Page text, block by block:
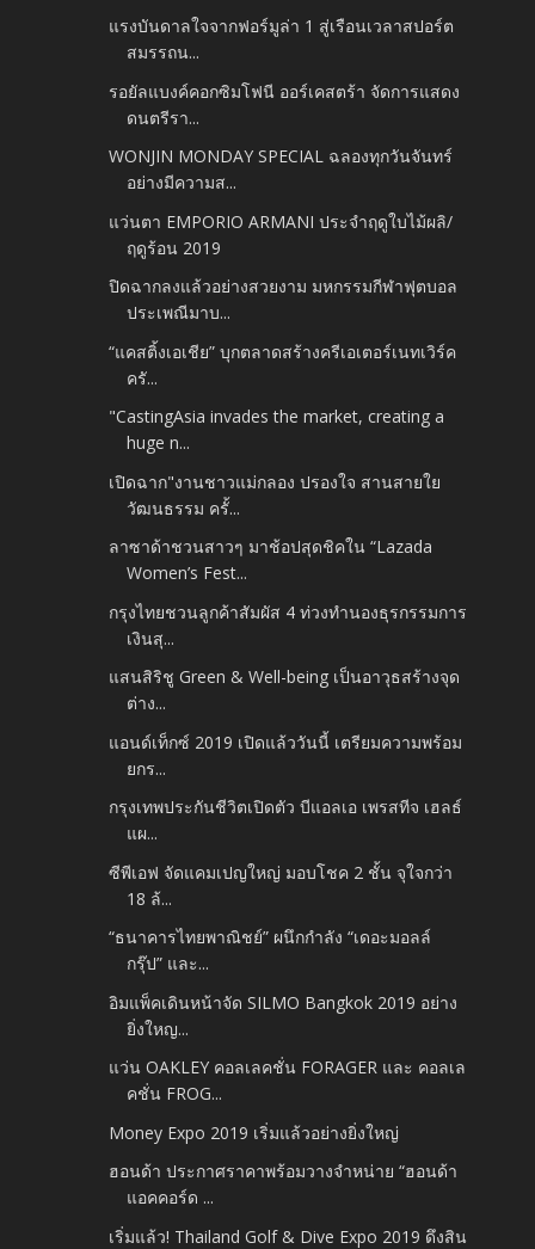
แรงบันดาลใจจากฟอร์มูล่า 1 สู่เรือนเวลาสปอร์ต
สมรรถน...
รอยัลแบงค์คอกซิมโฟนี ออร์เคสตร้า จัดการแสดง
ดนตรีรา...
WONJIN MONDAY SPECIAL ฉลองทุกวันจันทร์
อย่างมีความส...
แว่นตา EMPORIO ARMANI ประจำฤดูใบไม้ผลิ/
ฤดูร้อน 2019
ปิดฉากลงแล้วอย่างสวยงาม มหกรรมกีฬาฟุตบอล
ประเพณีมาบ...
“แคสติ้งเอเชีย” บุกตลาดสร้างครีเอเตอร์เนทเวิร์ค
ครั...
"CastingAsia invades the market, creating a
huge n...
เปิดฉาก"งานชาวแม่กลอง ปรองใจ สานสายใย
วัฒนธรรม ครั้...
ลาซาด้าชวนสาวๆ มาช้อปสุดชิคใน “Lazada
Women’s Fest...
กรุงไทยชวนลูกค้าสัมผัส 4 ท่วงทำนองธุรกรรมการ
เงินสุ...
แสนสิริชู Green & Well-being เป็นอาวุธสร้างจุด
ต่าง...
แอนด์เท็กซ์ 2019 เปิดแล้ววันนี้ เตรียมความพร้อม
ยกร...
กรุงเทพประกันชีวิตเปิดตัว บีแอลเอ เพรสทีจ เฮลธ์
แผ...
ซีพีเอฟ จัดแคมเปญใหญ่ มอบโชค 2 ชั้น จุใจกว่า
18 ล้...
“ธนาคารไทยพาณิชย์” ผนึกกำลัง “เดอะมอลล์
กรุ๊ป” และ...
อิมแพ็คเดินหน้าจัด SILMO Bangkok 2019 อย่าง
ยิ่งใหญ...
แว่น OAKLEY คอลเลคชั่น FORAGER และ คอลเล
คชั่น FROG...
Money Expo 2019 เริ่มแล้วอย่างยิ่งใหญ่
ฮอนด้า ประกาศราคาพร้อมวางจำหน่าย “ฮอนด้า
แอคคอร์ด ...
เริ่มแล้ว! Thailand Golf & Dive Expo 2019 ดึงสิน